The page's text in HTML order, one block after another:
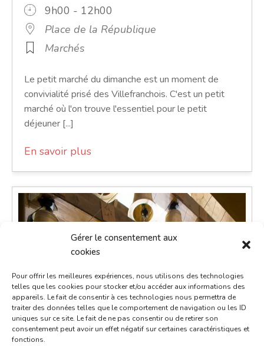
Gérer le consentement aux
cookies
Pour offrir les meilleures expériences, nous utilisons des technologies
telles que les cookies pour stocker et/ou accéder aux informations des
appareils. Le fait de consentir à ces technologies nous permettra de
traiter des données telles que le comportement de navigation ou les ID
uniques sur ce site. Le fait de ne pas consentir ou de retirer son
consentement peut avoir un effet négatif sur certaines caractéristiques et
fonctions.
9h00 - 12h00
Place de la République
Marchés
Le petit marché du dimanche est un moment de
convivialité prisé des Villefranchois. C'est un petit
marché où l'on trouve l'essentiel pour le petit
déjeuner [...]
En savoir plus